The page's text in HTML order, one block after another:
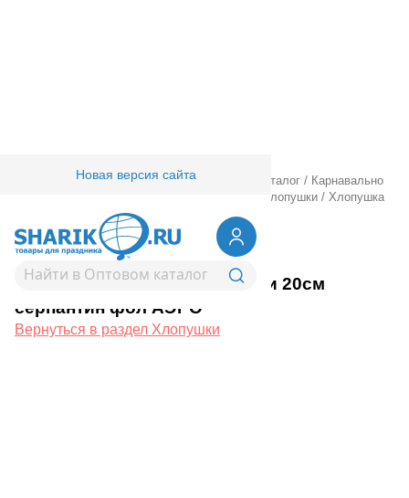
Новая версия сайта
Товары для праздника/ Оптовый каталог / Карнавально
Хлопушки / Хлопушка
Бумфети 20см серпантин фол АЭРО
1501-0543Хлопушка Бумфети 20см
серпантин фол АЭРО
Вернуться в раздел Хлопушки